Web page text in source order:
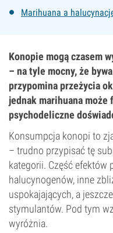
Marihuana a
Konopie mogą czasem
– na tyle mocny, że
przypomina przeżycia
jednak marihuana może
psychodeliczne
Konsumpcja konopi to
– trudno przypisać tę
kategorii. Część efektów
halucynogenów, inne
uspokajających, a
stymulantów. Pod tym
wyróżnia.